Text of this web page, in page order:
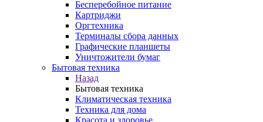
Бесперебойное питание
Картриджи
Оргтехника
Терминалы сбора данных
Графические планшеты
Уничтожители бумаг
Бытовая техника
Назад
Бытовая техника
Климатическая техника
Техника для дома
Красота и здоровье